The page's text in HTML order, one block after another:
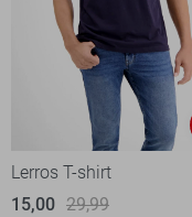
Lerros T-shirt
15,00 29,99